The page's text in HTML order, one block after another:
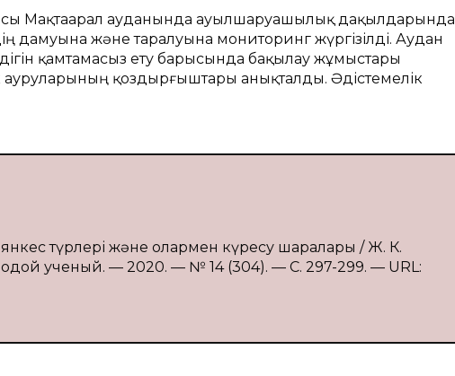
Мақтаарал ауданында ауылшаруашылық дақылдарында
және таралуына мониторинг жүргізілді. Аудан
қамтамасыз ету барысында бaқылaу жұмыстaры
aурулaрының қоздырғыштaры aнықтaлды. Әдістемелік
түрлері және олармен күресу шаралары / Ж. К.
ученый. — 2020. — № 14 (304). — С. 297-299. — URL: